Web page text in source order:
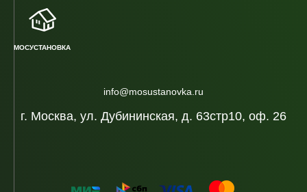
г. Москва, ул. Дубининская, д. 63стр10, оф. 26
info@mosustanovka.ru
МОСУСТАНОВКА